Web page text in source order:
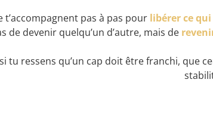
t’accompagnent pas à pas pour libérer ce
de devenir quelqu’un d’autre, mais de
tu ressens qu’un cap doit être franchi, que